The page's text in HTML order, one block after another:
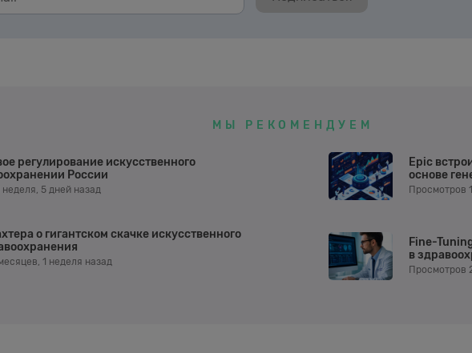
МЫ РЕКОМЕНДУЕМ
регулирование искусственного
России
неделя, 5 дней назад
Epic
основе
Просмотров
о гигантском скачке искусственного
1 неделя назад
Fine-
в
Просмотров